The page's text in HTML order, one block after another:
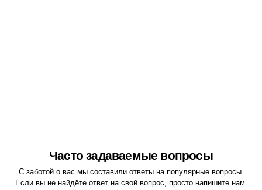
Часто задаваемые вопросы
С заботой о вас мы составили ответы на популярные вопросы.
Если вы не найдёте ответ на свой вопрос, просто напишите нам.